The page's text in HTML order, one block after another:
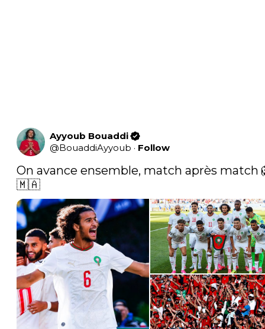
Ayyoub Bouaddi
@BouaddiAyyoub · Follow
On avance ensemble, match après match
🇲🇦